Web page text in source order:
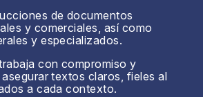
de documentos
y comerciales, así como
y especializados.
con compromiso y
textos claros, fieles al
a cada contexto.